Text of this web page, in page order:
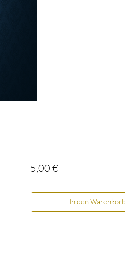
5,00 €Preis
In den Warenkorb